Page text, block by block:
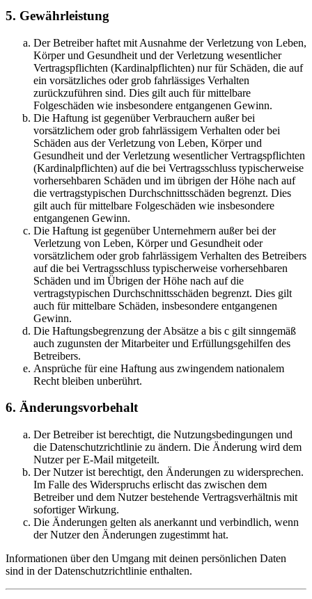
5. Gewährleistung
Der Betreiber haftet mit Ausnahme der Verletzung von Leben,
Körper und Gesundheit und der Verletzung wesentlicher
Vertragspflichten (Kardinalpflichten) nur für Schäden, die auf
ein vorsätzliches oder grob fahrlässiges Verhalten
zurückzuführen sind. Dies gilt auch für mittelbare
Folgeschäden wie insbesondere entgangenen Gewinn.
Die Haftung ist gegenüber Verbrauchern außer bei
vorsätzlichem oder grob fahrlässigem Verhalten oder bei
Schäden aus der Verletzung von Leben, Körper und
Gesundheit und der Verletzung wesentlicher Vertragspflichten
(Kardinalpflichten) auf die bei Vertragsschluss typischerweise
vorhersehbaren Schäden und im übrigen der Höhe nach auf
die vertragstypischen Durchschnittsschäden begrenzt. Dies
gilt auch für mittelbare Folgeschäden wie insbesondere
entgangenen Gewinn.
Die Haftung ist gegenüber Unternehmern außer bei der
Verletzung von Leben, Körper und Gesundheit oder
vorsätzlichem oder grob fahrlässigem Verhalten des Betreibers
auf die bei Vertragsschluss typischerweise vorhersehbaren
Schäden und im Übrigen der Höhe nach auf die
vertragstypischen Durchschnittsschäden begrenzt. Dies gilt
auch für mittelbare Schäden, insbesondere entgangenen
Gewinn.
Die Haftungsbegrenzung der Absätze a bis c gilt sinngemäß
auch zugunsten der Mitarbeiter und Erfüllungsgehilfen des
Betreibers.
Ansprüche für eine Haftung aus zwingendem nationalem
Recht bleiben unberührt.
6. Änderungsvorbehalt
Der Betreiber ist berechtigt, die Nutzungsbedingungen und
die Datenschutzrichtlinie zu ändern. Die Änderung wird dem
Nutzer per E-Mail mitgeteilt.
Der Nutzer ist berechtigt, den Änderungen zu widersprechen.
Im Falle des Widerspruchs erlischt das zwischen dem
Betreiber und dem Nutzer bestehende Vertragsverhältnis mit
sofortiger Wirkung.
Die Änderungen gelten als anerkannt und verbindlich, wenn
der Nutzer den Änderungen zugestimmt hat.
Informationen über den Umgang mit deinen persönlichen Daten
sind in der Datenschutzrichtlinie enthalten.